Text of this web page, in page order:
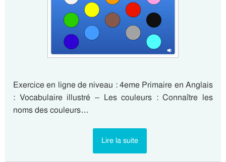
Exercice en ligne de niveau : 4eme Primaire en Anglais
: Vocabulaire illustré – Les couleurs : Connaître les
noms des couleurs…
Lire la suite